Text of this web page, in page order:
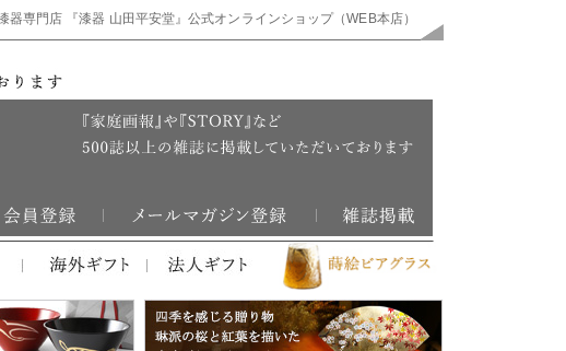
専門店 『漆器 山田平安堂』公式オンラインショップ（WEB本店）